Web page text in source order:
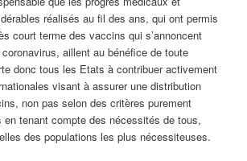
réalisés au fil des ans, qui ont permis
court terme des vaccins qui s’annoncent
aillent au bénéfice de toute
donc tous les Etats à contribuer activement
visant à assurer une distribution
non pas selon des critères purement
en tenant compte des nécessités de tous,
des populations les plus nécessiteuses.